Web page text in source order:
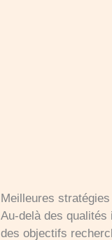
Meilleures
Au-delà des qualités
des objectifs